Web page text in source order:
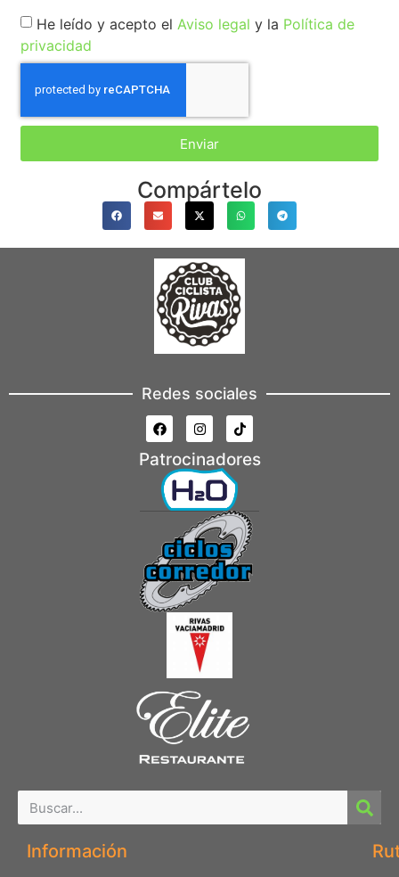
He leído y acepto el Aviso legal y la Política de
privacidad
Enviar
Compártelo
Redes sociales
Patrocinadores
Información